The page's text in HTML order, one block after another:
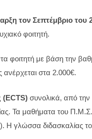
τον Σεπτέμβριο του
φοιτητή.
φοιτητή με βάση την
ανέρχεται στα 2.000€.
(ECTS) συνολικά, από την
Τα μαθήματα του Π.Μ.Σ.
Η γλώσσα διδασκαλίας